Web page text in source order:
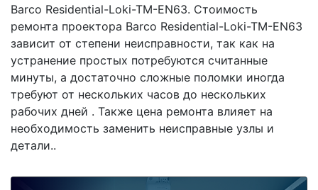
Barco Residential-Loki-TM-EN63. Стоимость
ремонта проектора Barco Residential-Loki-TM-EN63
зависит от степени неисправности, так как на
устранение простых потребуются считанные
минуты, а достаточно сложные поломки иногда
требуют от нескольких часов до нескольких
рабочих дней . Также цена ремонта влияет на
необходимость заменить неисправные узлы и
детали..